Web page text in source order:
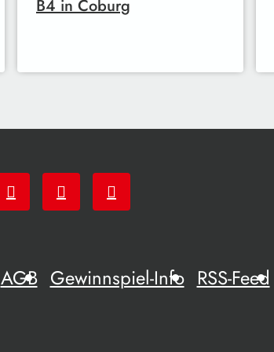
B4 in Coburg
AGB Gewinnspiel-Info RSS-Feed